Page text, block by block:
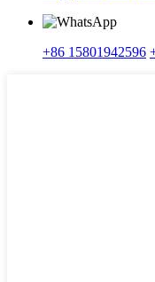
+86 15801942596